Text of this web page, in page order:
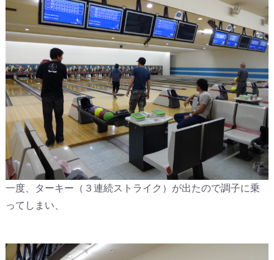
一度、ターキー（３連続ストライク）が出たので調子に乗
ってしまい、